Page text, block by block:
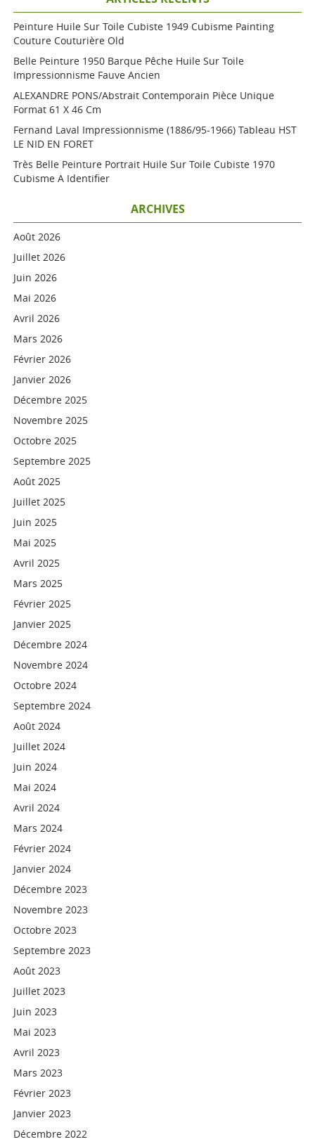
Peinture Huile Sur Toile Cubiste 1949 Cubisme Painting
Couture Couturière Old
Belle Peinture 1950 Barque Pêche Huile Sur Toile
Impressionnisme Fauve Ancien
ALEXANDRE PONS/Abstrait Contemporain Pièce Unique
Format 61 X 46 Cm
Fernand Laval Impressionnisme (1886/95-1966) Tableau HST
LE NID EN FORET
Très Belle Peinture Portrait Huile Sur Toile Cubiste 1970
Cubisme A Identifier
ARCHIVES
Août 2026
Juillet 2026
Juin 2026
Mai 2026
Avril 2026
Mars 2026
Février 2026
Janvier 2026
Décembre 2025
Novembre 2025
Octobre 2025
Septembre 2025
Août 2025
Juillet 2025
Juin 2025
Mai 2025
Avril 2025
Mars 2025
Février 2025
Janvier 2025
Décembre 2024
Novembre 2024
Octobre 2024
Septembre 2024
Août 2024
Juillet 2024
Juin 2024
Mai 2024
Avril 2024
Mars 2024
Février 2024
Janvier 2024
Décembre 2023
Novembre 2023
Octobre 2023
Septembre 2023
Août 2023
Juillet 2023
Juin 2023
Mai 2023
Avril 2023
Mars 2023
Février 2023
Janvier 2023
Décembre 2022